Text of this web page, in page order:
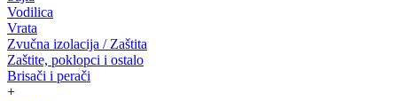
Vodilica
Vrata
Zvučna izolacija / Zaštita
Zaštite, poklopci i ostalo
Brisači i perači
+